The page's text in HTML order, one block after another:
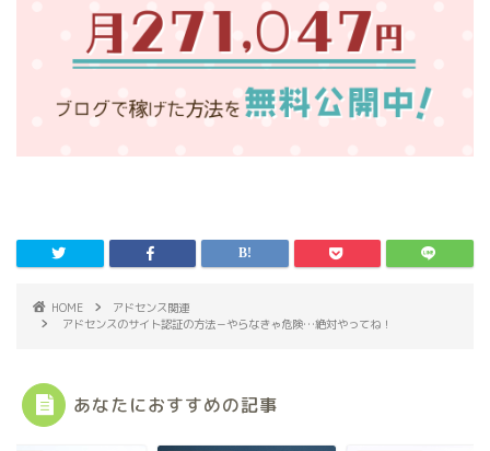
HOME
アドセンス関連
アドセンスのサイト認証の方法－やらなきゃ危険…絶対やってね！
あなたにおすすめの記事